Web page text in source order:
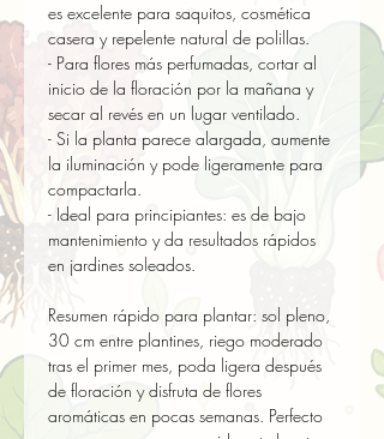
es excelente para saquitos, cosmética
casera y repelente natural de polillas.
- Para flores más perfumadas, cortar al
inicio de la floración por la mañana y
secar al revés en un lugar ventilado.
- Si la planta parece alargada, aumente
la iluminación y pode ligeramente para
compactarla.
- Ideal para principiantes: es de bajo
mantenimiento y da resultados rápidos
en jardines soleados.
Resumen rápido para plantar: sol pleno,
30 cm entre plantines, riego moderado
tras el primer mes, poda ligera después
de floración y disfruta de flores
aromáticas en pocas semanas. Perfecto